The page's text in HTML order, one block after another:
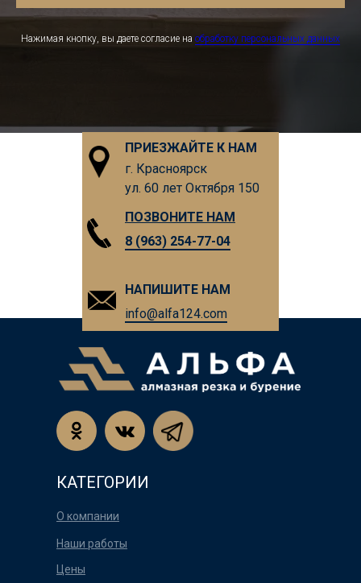
Нажимая кнопку, вы даете согласие на обработку персональных данных
ПРИЕЗЖАЙТЕ К НАМ
г. Красноярск
ул. 60 лет Октября 150
8 (963) 254-77-04
ПОЗВОНИТЕ НАМ
НАПИШИТЕ НАМ
info@alfa124.com
КАТЕГОРИИ
О компании
Наши работы
Цены